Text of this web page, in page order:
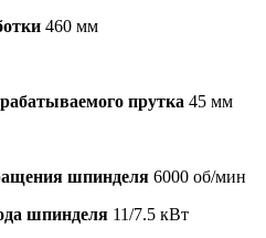
460 мм
прутка 45 мм
шпинделя 6000 об/мин
шпинделя 11/7.5 кВт